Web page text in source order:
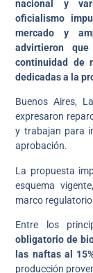
nacional y
oficialismo
mercado y
advirtieron
continuidad de
dedicadas a la
Buenos Aires,
expresaron
y trabajan para
aprobación.
La propuesta
esquema
marco
Entre los
obligatorio de
las naftas al
producción